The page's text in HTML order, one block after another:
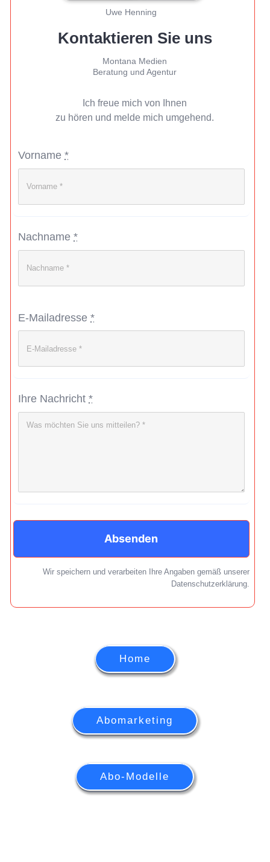
Uwe Henning
Kontaktieren Sie uns
Montana Medien
Beratung und Agentur
Ich freue mich von Ihnen
zu hören und melde mich umgehend.
Vorname*
Nachname*
E-Mailadresse*
Ihre Nachricht*
Absenden
Wir speichern und verarbeiten Ihre Angaben gemäß unserer
Datenschutzerklärung.
Home
Abomarketing
Abo-Modelle